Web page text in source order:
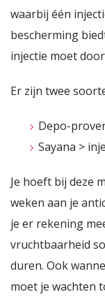
waarbij één
bescherming
injectie moet
Er zijn twee
Depo-
Sayana >
Je hoeft bij deze
weken aan je
je er rekening
vruchtbaarheid
duren. Ook
moet je wachten